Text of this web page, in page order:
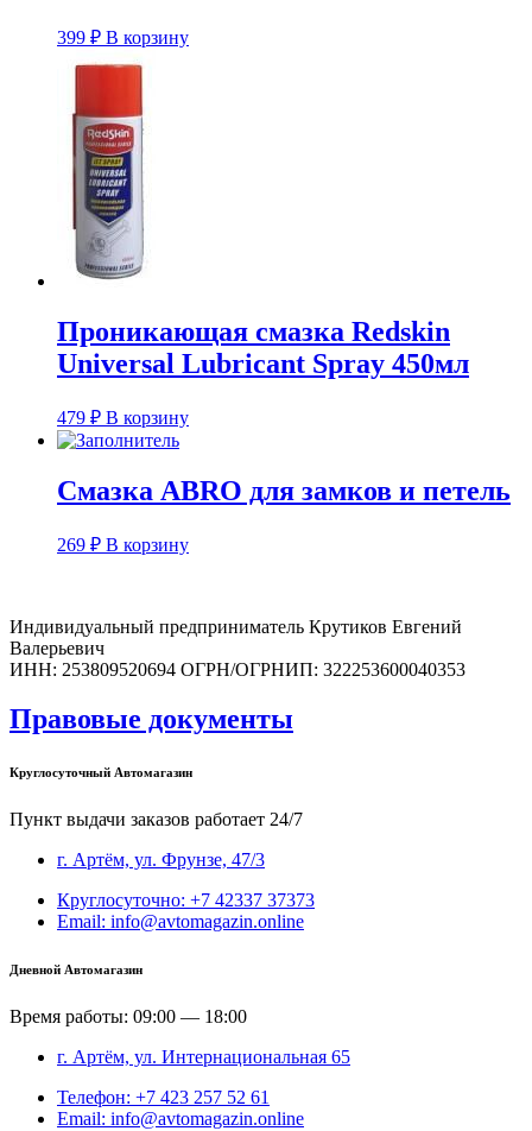
399 ₽ В корзину
Проникающая смазка Redskin
Universal Lubricant Spray 450мл
479 ₽ В корзину
Смазка ABRO для замков и петель
269 ₽ В корзину
Индивидуальный предприниматель Крутиков Евгений
Валерьевич
ИНН: 253809520694 ОГРН/ОГРНИП: 322253600040353
Правовые документы
Круглосуточный Автомагазин
Пункт выдачи заказов работает 24/7
г. Артём, ул. Фрунзе, 47/3
Круглосуточно: +7 42337 37373
Email: info@avtomagazin.online
Дневной Автомагазин
Время работы: 09:00 — 18:00
г. Артём, ул. Интернациональная 65
Телефон: +7 423 257 52 61
Email: info@avtomagazin.online